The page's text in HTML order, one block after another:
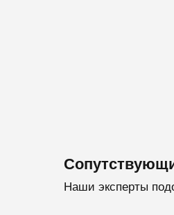
Наши эксперты